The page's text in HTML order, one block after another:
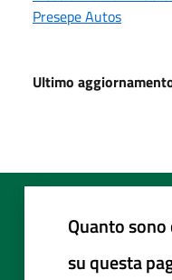
Presepe Autos
Ultimo
Quanto
su questa